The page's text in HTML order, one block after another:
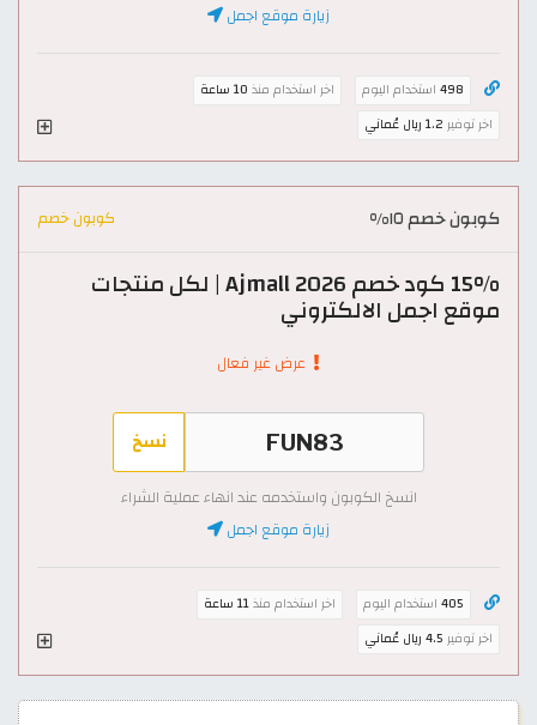
زيارة موقع اجمل
498 استخدام اليوم اخر استخدام منذ 10 ساعة
اخر توفير 1.2 ريال عُماني
كوبون خصم ١٥% كوبون خصم
15% كود خصم Ajmall 2026 | لكل منتجات
موقع اجمل الالكتروني
عرض غير فعال
نسخ
انسخ الكوبون واستخدمه عند انهاء عملية الشراء
زيارة موقع اجمل
405 استخدام اليوم اخر استخدام منذ11 ساعة
اخر توفير 4.5 ريال عُماني